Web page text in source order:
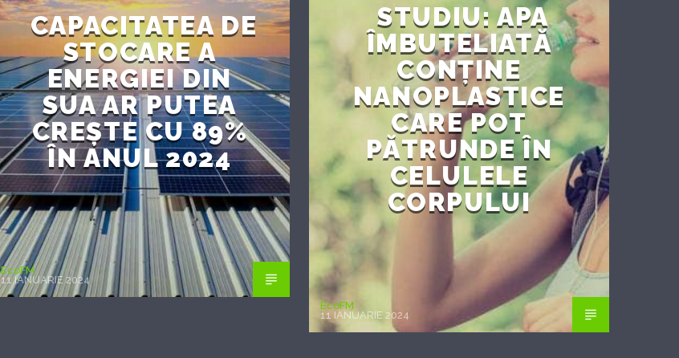
CAPACITATEA DE
STOCARE A
ENERGIEI DIN
SUA AR PUTEA
CREȘTE CU 89%
ÎN ANUL 2024
EcoFM
11 IANUARIE 2024
STUDIU: APA
ÎMBUTELIATĂ
CONȚINE
NANOPLASTICE
CARE POT
PĂTRUNDE ÎN
CELULELE
CORPULUI
EcoFM
11 IANUARIE 2024